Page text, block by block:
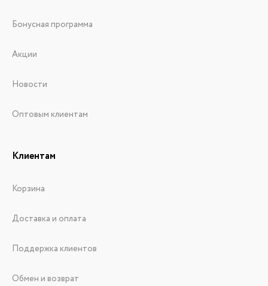
Бонусная программа
Акции
Новости
Оптовым клиентам
Клиентам
Корзина
Доставка и оплата
Поддержка клиентов
Обмен и возврат